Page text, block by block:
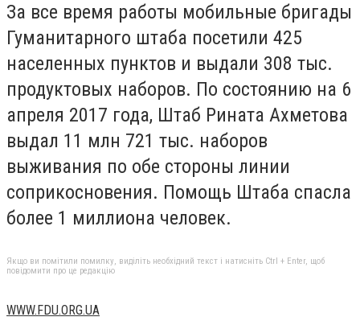
За все время работы мобильные бригады
Гуманитарного штаба посетили 425
населенных пунктов и выдали 308 тыс.
продуктовых наборов. По состоянию на 6
апреля 2017 года, Штаб Рината Ахметова
выдал 11 млн 721 тыс. наборов
выживания по обе стороны линии
соприкосновения. Помощь Штаба спасла
более 1 миллиона человек.
Якщо ви помітили помилку, виділіть необхідний текст і натисніть Ctrl + Enter, щоб
повідомити про це редакцію
WWW.FDU.ORG.UA